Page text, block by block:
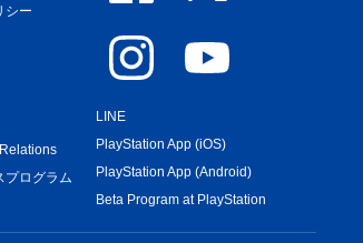
シー
プログラム
LINE
PlayStation App (iOS)
PlayStation App (Android)
Beta Program at PlayStation